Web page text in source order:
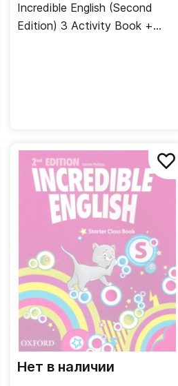
Incredible English (Second
Edition) 3 Activity Book +
Нет в наличии